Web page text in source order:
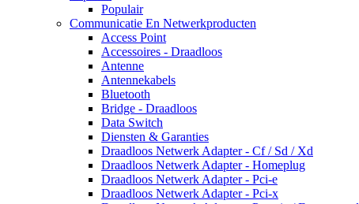
Populair
Communicatie En Netwerkproducten
Access Point
Accessoires - Draadloos
Antenne
Antennekabels
Bluetooth
Bridge - Draadloos
Data Switch
Diensten & Garanties
Draadloos Netwerk Adapter - Cf / Sd / Xd
Draadloos Netwerk Adapter - Homeplug
Draadloos Netwerk Adapter - Pci-e
Draadloos Netwerk Adapter - Pci-x